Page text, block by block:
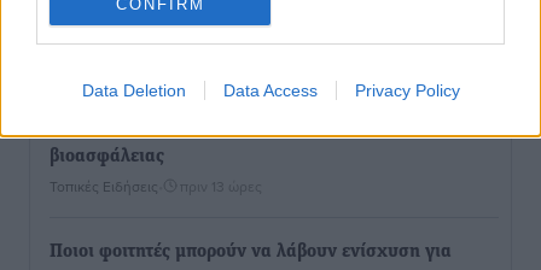
CONFIRM
Data Deletion Data Access Privacy Policy
Τι αλλάζει το χωροταξικό στις τουριστικές επενδύσεις
βιοασφάλειας
Τοπικές Ειδήσεις πριν 13 ώρες
Ποιοι φοιτητές μπορούν να λάβουν ενίσχυση για